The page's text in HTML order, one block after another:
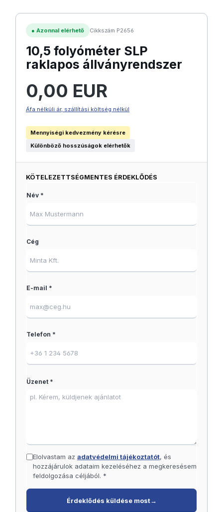
● Azonnal elérhető Cikkszám P2656
10,5 folyóméter SLP
raklapos állványrendszer
0,00 EUR
Áfa nélküli ár, szállítási költség nélkül
Mennyiségi kedvezmény kérésre
Különböző hosszúságok elérhetők
KÖTELEZETTSÉGMENTES ÉRDEKLŐDÉS
Név *
Cég
E-mail *
Telefon *
Üzenet *
Elolvastam az adatvédelmi tájékoztatót, és
hozzájárulok adataim kezeléséhez a megkeresésem
feldolgozása céljából. *
Érdeklődés küldése most→